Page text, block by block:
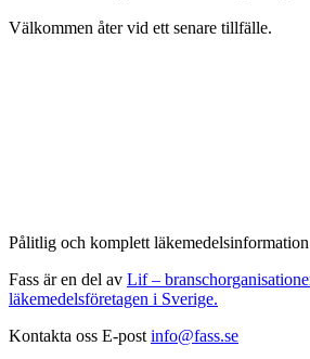
Välkommen åter vid ett senare tillfälle.
Pålitlig och komplett läkemedelsinformation
Fass är en del av Lif –
läkemedelsföretagen i Sverige.
Kontakta oss E-post info@fass.se